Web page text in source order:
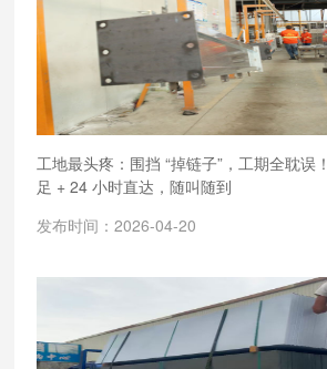
工地最头疼：围挡 “掉链子”，工期全耽误
足 + 24 小时直达，随叫随到
发布时间：2026-04-20